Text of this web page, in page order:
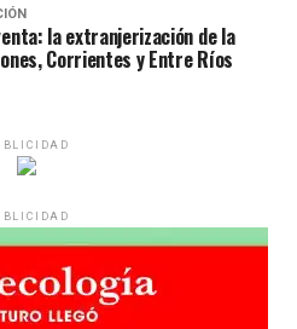
la extranjerización de la
Corrientes y Entre Ríos